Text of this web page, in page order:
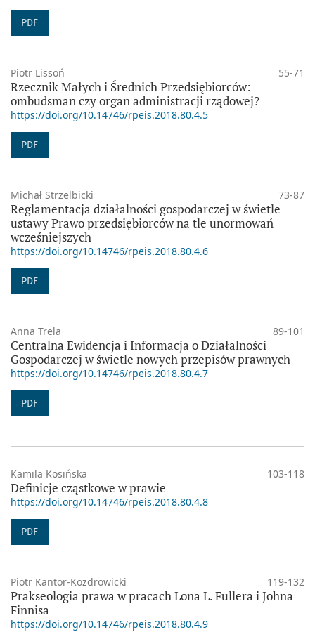
PDF
Piotr Lissoń 55-71
Rzecznik Małych i Średnich Przedsiębiorców:
ombudsman czy organ administracji rządowej?
https://doi.org/10.14746/rpeis.2018.80.4.5
PDF
Michał Strzelbicki 73-87
Reglamentacja działalności gospodarczej w świetle
ustawy Prawo przedsiębiorców na tle unormowań
wcześniejszych
https://doi.org/10.14746/rpeis.2018.80.4.6
PDF
Anna Trela 89-101
Centralna Ewidencja i Informacja o Działalności
Gospodarczej w świetle nowych przepisów prawnych
https://doi.org/10.14746/rpeis.2018.80.4.7
PDF
Kamila Kosińska 103-118
Definicje cząstkowe w prawie
https://doi.org/10.14746/rpeis.2018.80.4.8
PDF
Piotr Kantor-Kozdrowicki 119-132
Prakseologia prawa w pracach Lona L. Fullera i Johna
Finnisa
https://doi.org/10.14746/rpeis.2018.80.4.9